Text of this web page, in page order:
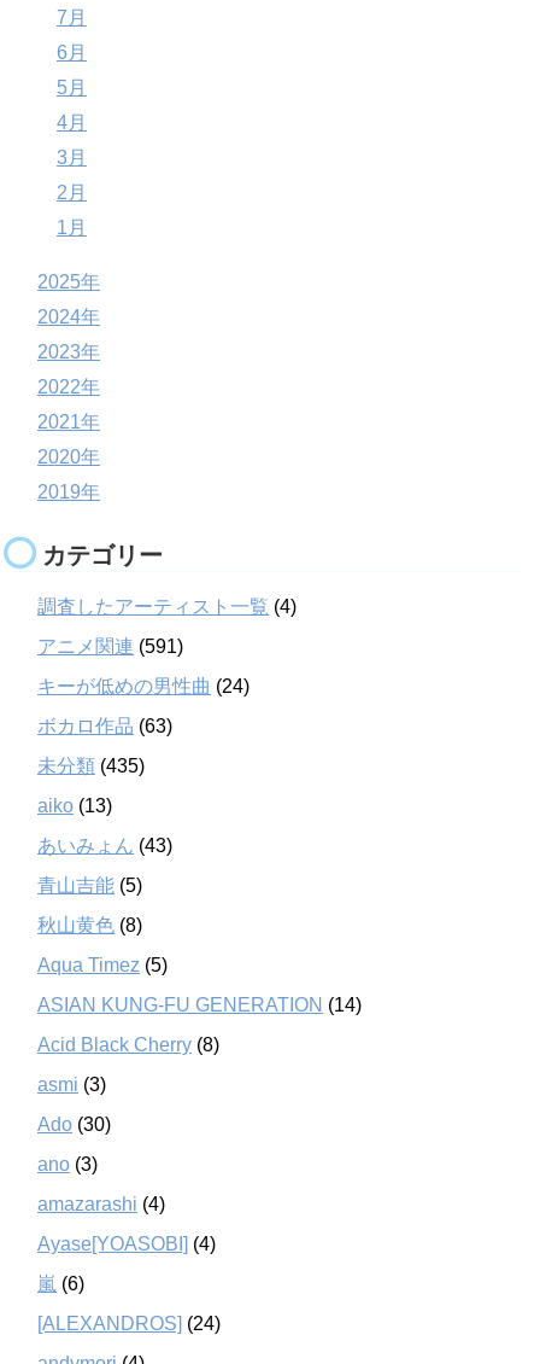
7月
6月
5月
4月
3月
2月
1月
2025年
2024年
2023年
2022年
2021年
2020年
2019年
カテゴリー
調査したアーティスト一覧 (4)
アニメ関連 (591)
キーが低めの男性曲 (24)
ボカロ作品 (63)
未分類 (435)
aiko (13)
あいみょん (43)
青山吉能 (5)
秋山黄色 (8)
Aqua Timez (5)
ASIAN KUNG-FU GENERATION (14)
Acid Black Cherry (8)
asmi (3)
Ado (30)
ano (3)
amazarashi (4)
Ayase[YOASOBI] (4)
嵐 (6)
[ALEXANDROS] (24)